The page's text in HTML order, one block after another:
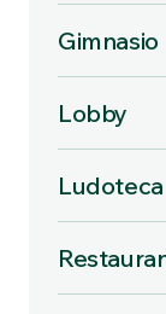
Gimnasio
Lobby
Ludoteca